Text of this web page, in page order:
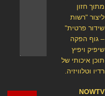
מתוך חזון
ליצור "רשות
שידור פרטית"
– גוף הפקה
שיפיק ויפיץ
תוכן איכותי של
רדיו וטלוויזיה.
NOWTV